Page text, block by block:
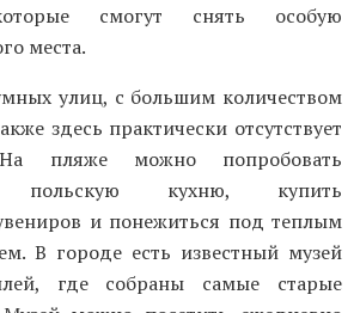
смогут снять особую
места.
улиц, с большим количеством
здесь практически отсутствует
На пляже можно попробовать
польскую кухню, купить
и понежиться под теплым
В городе есть известный музей
где собраны самые старые